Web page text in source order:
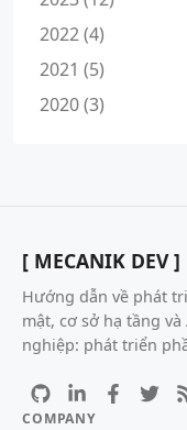
2022 (4)
2021 (5)
2020 (3)
[ MECANIK DEV ]
Hướng dẫn về phát
mật, cơ sở hạ tầng
nghiệp: phát triển
COMPANY